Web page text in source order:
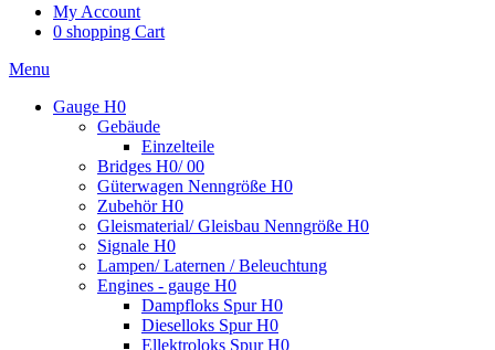
My Account
0 shopping Cart
Menu
Gauge H0
Gebäude
Einzelteile
Bridges H0/ 00
Güterwagen Nenngröße H0
Zubehör H0
Gleismaterial/ Gleisbau Nenngröße H0
Signale H0
Lampen/ Laternen / Beleuchtung
Engines - gauge H0
Dampfloks Spur H0
Dieselloks Spur H0
Ellektroloks Spur H0